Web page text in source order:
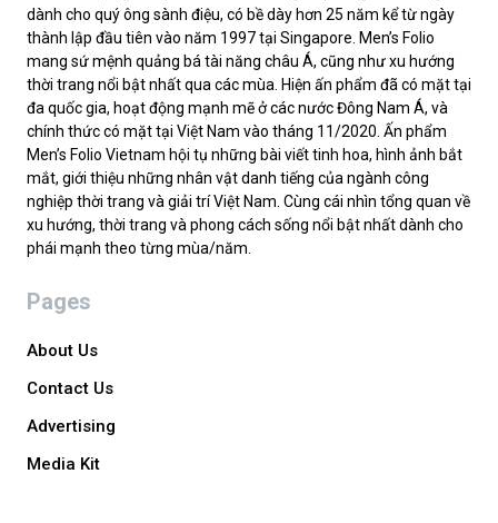
dành cho quý ông sành điệu, có bề dày hơn 25 năm kể từ ngày
thành lập đầu tiên vào năm 1997 tại Singapore. Men’s Folio
mang sứ mệnh quảng bá tài năng châu Á, cũng như xu hướng
thời trang nổi bật nhất qua các mùa. Hiện ấn phẩm đã có mặt tại
đa quốc gia, hoạt động mạnh mẽ ở các nước Đông Nam Á, và
chính thức có mặt tại Việt Nam vào tháng 11/2020. Ấn phẩm
Men’s Folio Vietnam hội tụ những bài viết tinh hoa, hình ảnh bắt
mắt, giới thiệu những nhân vật danh tiếng của ngành công
nghiệp thời trang và giải trí Việt Nam. Cùng cái nhìn tổng quan về
xu hướng, thời trang và phong cách sống nổi bật nhất dành cho
phái mạnh theo từng mùa/năm.
Pages
About Us
Contact Us
Advertising
Media Kit